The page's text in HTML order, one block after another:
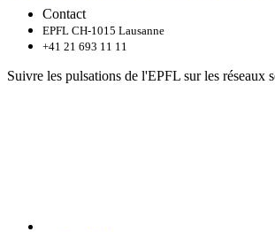
Contact
EPFL CH-1015 Lausanne
+41 21 693 11 11
Suivre les pulsations de l'EPFL sur les réseaux